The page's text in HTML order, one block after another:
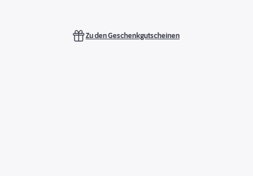
Zu den Geschenkgutscheinen